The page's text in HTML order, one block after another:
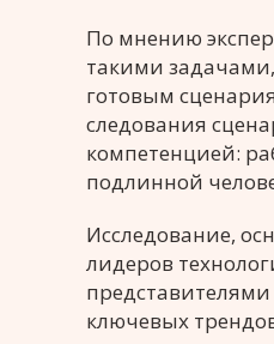
По мнению
такими
готовым
следования
компетенцией:
подлинной
Исследование,
лидеров
ключевых